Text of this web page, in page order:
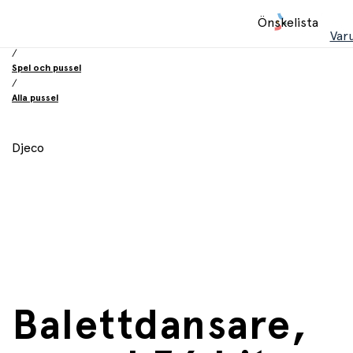
Önskelista
/
Spel och pussel
/
Alla pussel
Djeco
Balettdansare,